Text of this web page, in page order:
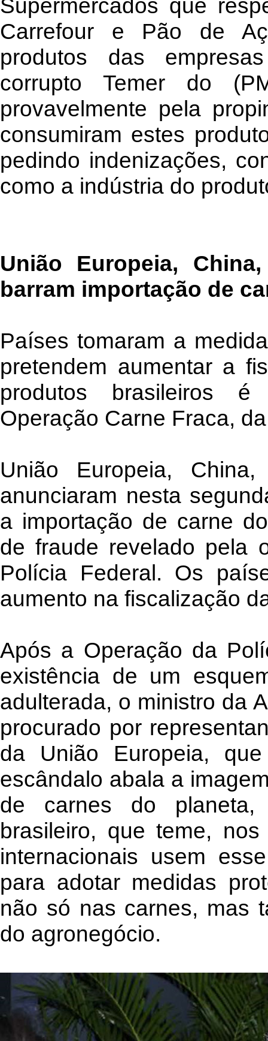
Supermercados que
Carrefour e Pão de
produtos das
corrupto Temer do
provavelmente pela
consumiram estes
pedindo indenizações,
como a indústria do
União Europeia,
barram importação de
Países tomaram a
pretendem aumentar a
produtos brasileiros
Operação Carne Fraca,
União Europeia,
anunciaram nesta
a importação de carne
de fraude revelado pela
Polícia Federal. Os
aumento na fiscalização
Após a Operação da
existência de um
adulterada, o ministro da
procurado por
da União Europeia,
escândalo abala a
de carnes do
brasileiro, que teme,
internacionais usem
para adotar medidas
não só nas carnes, mas
do agronegócio.